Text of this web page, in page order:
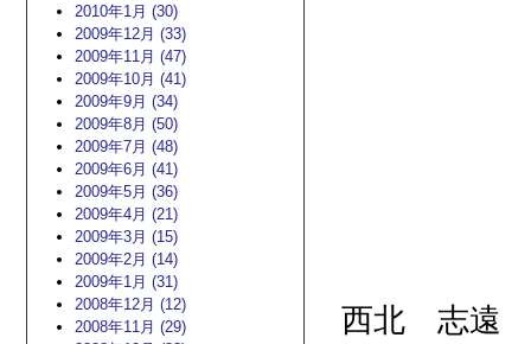
2010年1月 (30)
2009年12月 (33)
2009年11月 (47)
2009年10月 (41)
2009年9月 (34)
2009年8月 (50)
2009年7月 (48)
2009年6月 (41)
2009年5月 (36)
2009年4月 (21)
2009年3月 (15)
2009年2月 (14)
2009年1月 (31)
2008年12月 (12)
2008年11月 (29)
西北 志遠